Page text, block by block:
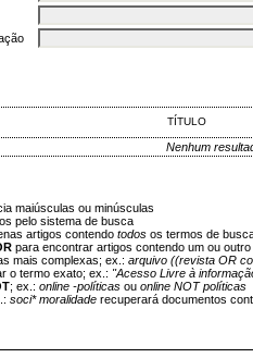
TÍTULO
Nenhum
maiúsculas ou minúsculas
pelo sistema de busca
artigos contendotodos os termos de
para encontrar artigos contendo um ou
mais complexas; ex.:arquivo ((revista OR
o termo exato; ex.: "Acesso Livre à
; ex.:online -políticas ouonline NOT políticas
soci* moralidade recuperará documentos